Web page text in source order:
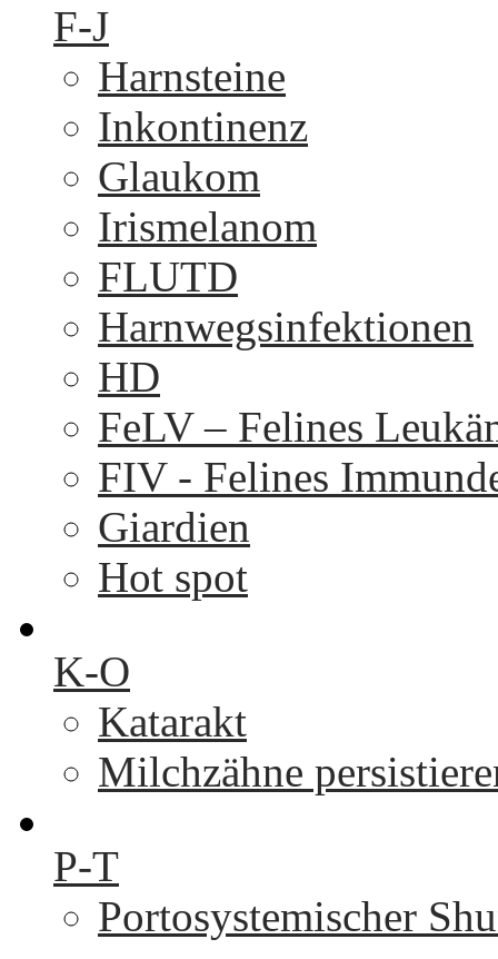
F-J
Harnsteine
Inkontinenz
Glaukom
Irismelanom
FLUTD
Harnwegsinfektionen
HD
FeLV – Felines
FIV - Felines
Giardien
Hot spot
K-O
Katarakt
Milchzähne
P-T
Portosystemischer